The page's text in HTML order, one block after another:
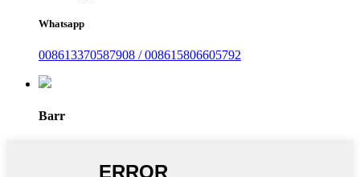
Whatsapp
008613370587908 / 008615806605792
Barr